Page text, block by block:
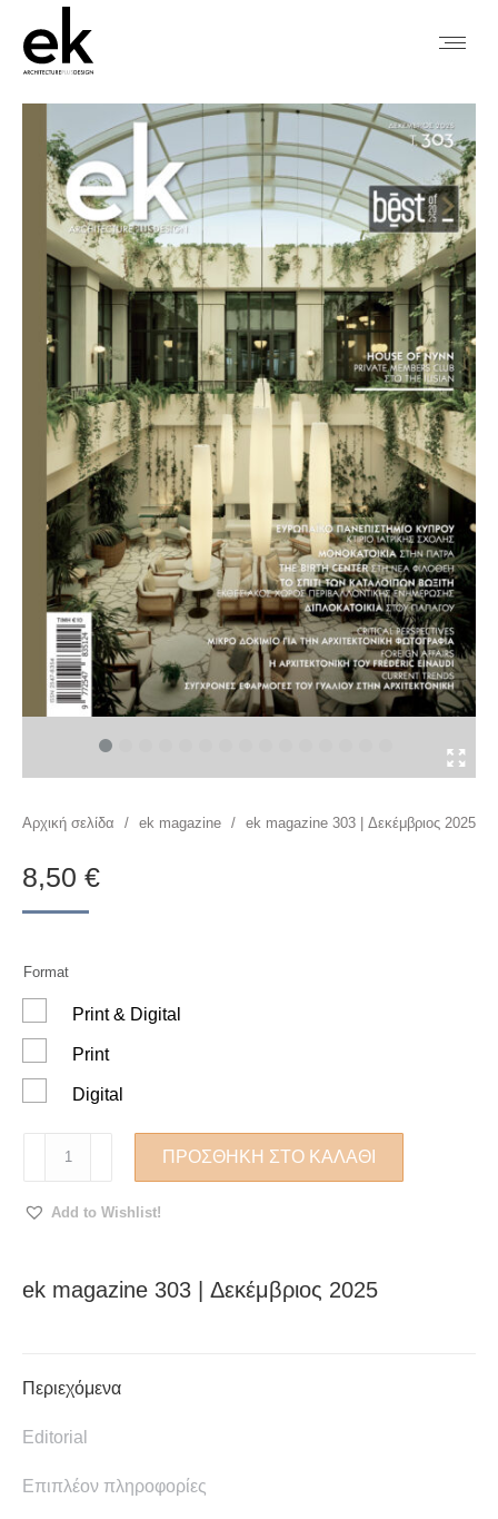
You are here:
Αρχική σελίδα / ek magazine / ek magazine 303 | Δεκέμβριος 2025
8,50 €
Format
Digital
Print
Print & Digital
2025
ποσότητα
ΠΡΟΣΘΉΚΗ ΣΤΟ ΚΑΛΆΘΙ
Add to Wishlist!
ek magazine 303 | Δεκέμβριος 2025
Περιεχόμενα
Editorial
Επιπλέον πληροφορίες